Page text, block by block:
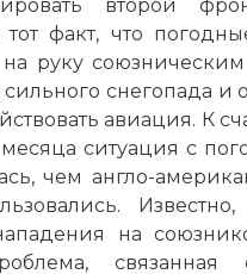
второй
тот факт, что
руку
сильного снегопада и
авиация. К
ситуация с
чем англо-
на
связанная